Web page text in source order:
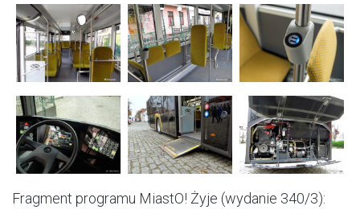
Fragment programu MiastO! Żyje (wydanie 340/3):